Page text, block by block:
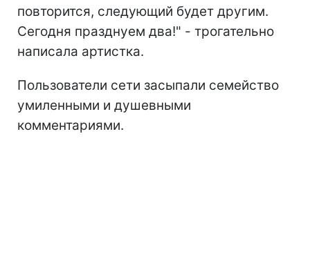
повторится, следующий будет другим.
Сегодня празднуем два!" - трогательно
написала артистка.
Пользователи сети засыпали семейство
умиленными и душевными
комментариями.